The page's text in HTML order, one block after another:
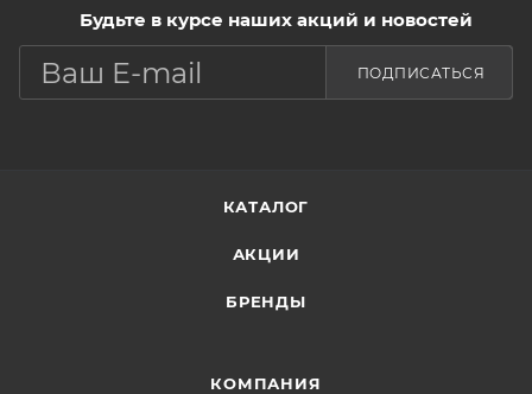
Будьте в курсе наших акций и новостей
ПОДПИСАТЬСЯ
КАТАЛОГ
АКЦИИ
БРЕНДЫ
КОМПАНИЯ